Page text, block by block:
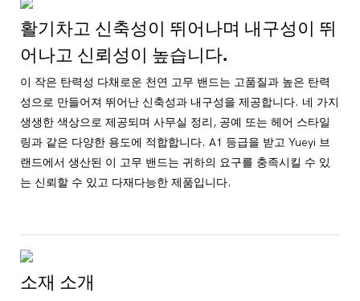
활기차고 신축성이 뛰어나며 내구성이 뛰
어나고 신뢰성이 높습니다.
이 작은 탄력성 다채로운 천연 고무 밴드는 고품질과 높은 탄력
성으로 만들어져 뛰어난 신축성과 내구성을 제공합니다. 네 가지
생생한 색상으로 제공되며 사무실 정리, 공예 또는 헤어 스타일
링과 같은 다양한 용도에 적합합니다. A1 등급을 받고 Yueyi 브
랜드에서 생산된 이 고무 밴드는 귀하의 요구를 충족시킬 수 있
는 신뢰할 수 있고 다재다능한 제품입니다.
소재 소개